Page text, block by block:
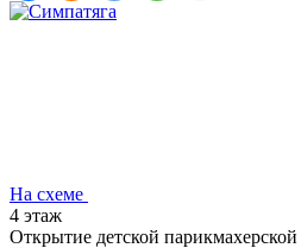
На схеме
4 этаж
Открытие детской